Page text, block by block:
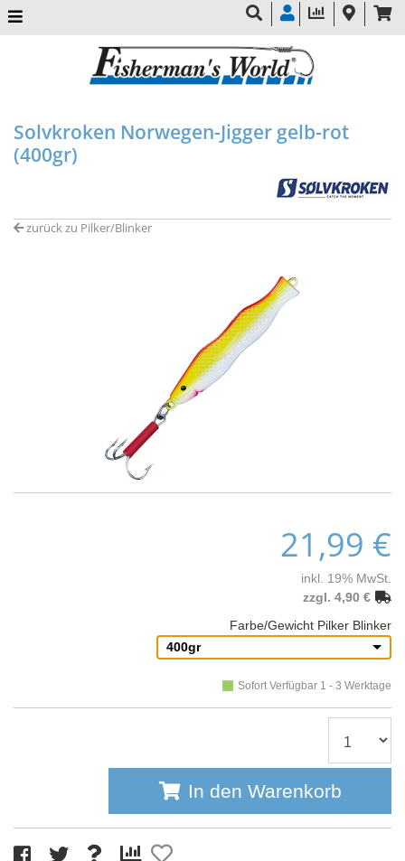
Solvkroken Norwegen-Jigger gelb-rot
(400gr)
zurück zu Pilker/Blinker
21,99 €
inkl. 19% MwSt.
zzgl. 4,90 €
Farbe/Gewicht Pilker Blinker
400gr
Sofort Verfügbar 1 - 3 Werktage
In den Warenkorb